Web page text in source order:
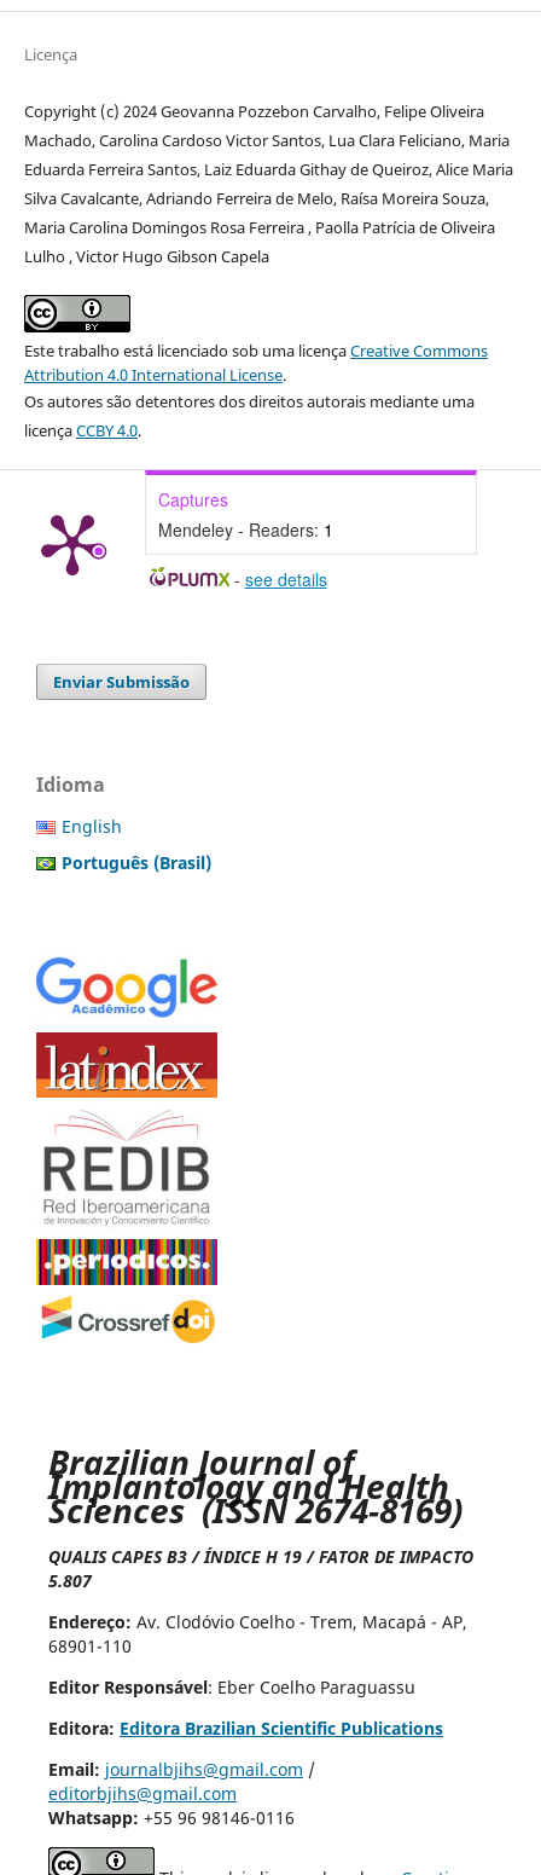
Licença
Copyright (c) 2024 Geovanna Pozzebon Carvalho, Felipe Oliveira
Machado, Carolina Cardoso Victor Santos, Lua Clara Feliciano, Maria
Eduarda Ferreira Santos, Laiz Eduarda Githay de Queiroz, Alice Maria
Silva Cavalcante, Adriando Ferreira de Melo, Raísa Moreira Souza,
Maria Carolina Domingos Rosa Ferreira , Paolla Patrícia de Oliveira
Lulho , Victor Hugo Gibson Capela
Este trabalho está licenciado sob uma licençaCreative Commons
Attribution 4.0 International License.
Os autores são detentores dos direitos autorais mediante uma
licençaCCBY 4.0.
Captures
Mendeley - Readers: 1
- see details
Enviar Submissão
Idioma
English
Português (Brasil)
Brazilian Journal of
Implantology and Health
Sciences (ISSN 2674-8169)
QUALIS CAPES B3 / ÍNDICE H 19 / FATOR DE IMPACTO
5.807
Endereço: Av. Clodóvio Coelho - Trem, Macapá - AP,
68901-110
Editor Responsável: Eber Coelho Paraguassu
Editora: Editora Brazilian Scientific Publications
Email: journalbjihs@gmail.com /
editorbjihs@gmail.com
Whatsapp: +55 96 98146-0116